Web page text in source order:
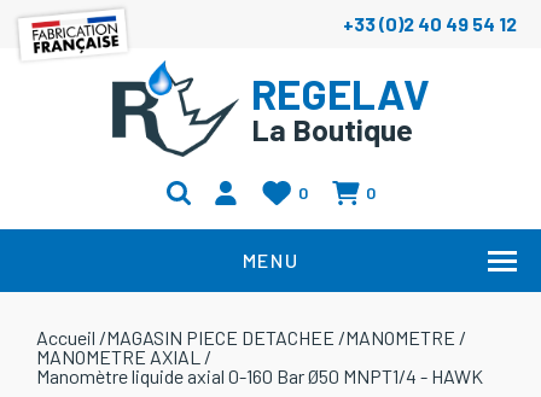
+33 (0)2 40 49 54 12
REGELAV
La Boutique
0 0
MENU
Accueil /MAGASIN PIECE DETACHEE /MANOMETRE /
MANOMETRE AXIAL /
Manomètre liquide axial 0-160 Bar Ø50 MNPT1/4 - HAWK